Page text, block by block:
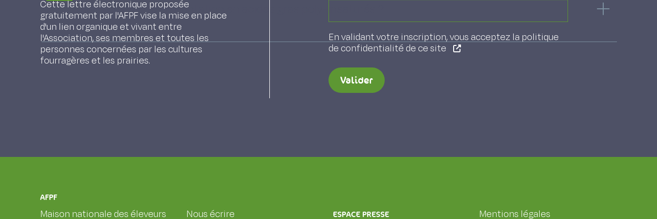
équilibrer notre alimentation en acides gras poly-insaturés ?
DURU MICHEL, Magrini M.B.
Cette lettre électronique proposée
gratuitement par l'AFPF vise la mise en place
d'un lien organique et vivant entre
l'Association, ses membres et toutes les
personnes concernées par les cultures
fourragères et les prairies.
En validant votre inscription, vous acceptez la politique
de confidentialité de ce site
Valider
AFPF
Maison nationale des éleveurs Nous écrire ESPACE PRESSE Mentions légales